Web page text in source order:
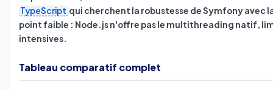
TypeScript qui cherchent la robustesse de Symfony avec
point faible : Node.js n'offre pas le multithreading natif,
intensives.
Tableau comparatif complet